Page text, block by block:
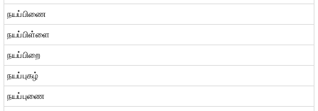
நயப்பிணை
நயப்பிள்ளை
நயப்பிறை
நயப்புகழ்
நயப்புணை